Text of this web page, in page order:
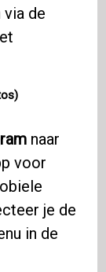
de
naar
voor
je de
in de